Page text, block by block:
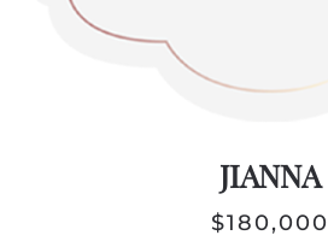
JIANNA
$180,000